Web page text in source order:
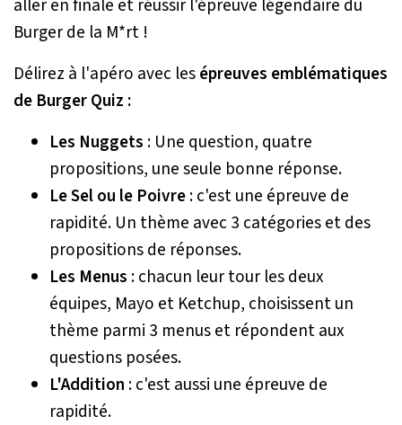
Burger de la M*rt !
Délirez à l'apéro avec lesépreuves emblématiques
de Burger Quiz :
Les Nuggets : Une question, quatre
propositions, une seule bonne réponse.
Le Sel ou le Poivre: c'est une épreuve de
rapidité. Un thème avec 3 catégories et des
propositions de réponses.
Les Menus : chacun leur tour les deux
équipes, Mayo et Ketchup, choisissent un
thème parmi 3 menus et répondent aux
questions posées.
L'Addition : c'est aussi une épreuve de
rapidité.